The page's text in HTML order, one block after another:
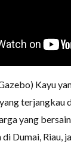
Kayu
terjangkau
yang
Dumai, Riau,